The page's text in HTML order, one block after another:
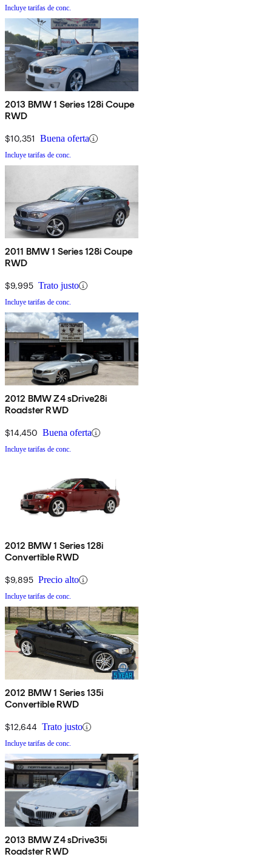
Incluye tarifas de conc.
2013 BMW 1 Series 128i Coupe
RWD
$10,351 Buena oferta
Incluye tarifas de conc.
2011 BMW 1 Series 128i Coupe
RWD
$9,995 Trato justo
Incluye tarifas de conc.
2012 BMW Z4 sDrive28i
Roadster RWD
$14,450 Buena oferta
Incluye tarifas de conc.
2012 BMW 1 Series 128i
Convertible RWD
$9,895 Precio alto
Incluye tarifas de conc.
2012 BMW 1 Series 135i
Convertible RWD
$12,644 Trato justo
Incluye tarifas de conc.
2013 BMW Z4 sDrive35i
Roadster RWD